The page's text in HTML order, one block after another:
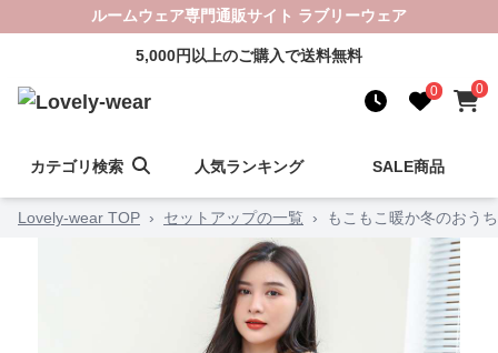
ルームウェア専門通販サイト ラブリーウェア
5,000円以上のご購入で送料無料
0 0
カテゴリ検索 人気ランキング SALE商品
Lovely-wear TOP › セットアップの一覧 › もこもこ暖か冬のおう